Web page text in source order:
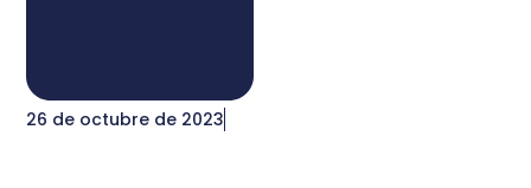
26 de octubre de 2023